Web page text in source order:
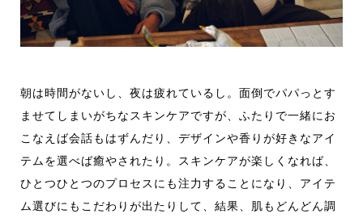
朝は時間がないし、夜は疲れているし。面倒でパパっとす
ませてしまいがちなスキンケアですが、ふたりで一緒にお
こなえば会話もはずんだり、デザインや香りが好きなアイ
テムを選べば癒やされたり。スキンケアが楽しくなれば、
ひとつひとつのプロセスにも注力することになり、アイテ
ム選びにもこだわりが出たりして、結果、肌もどんどん調